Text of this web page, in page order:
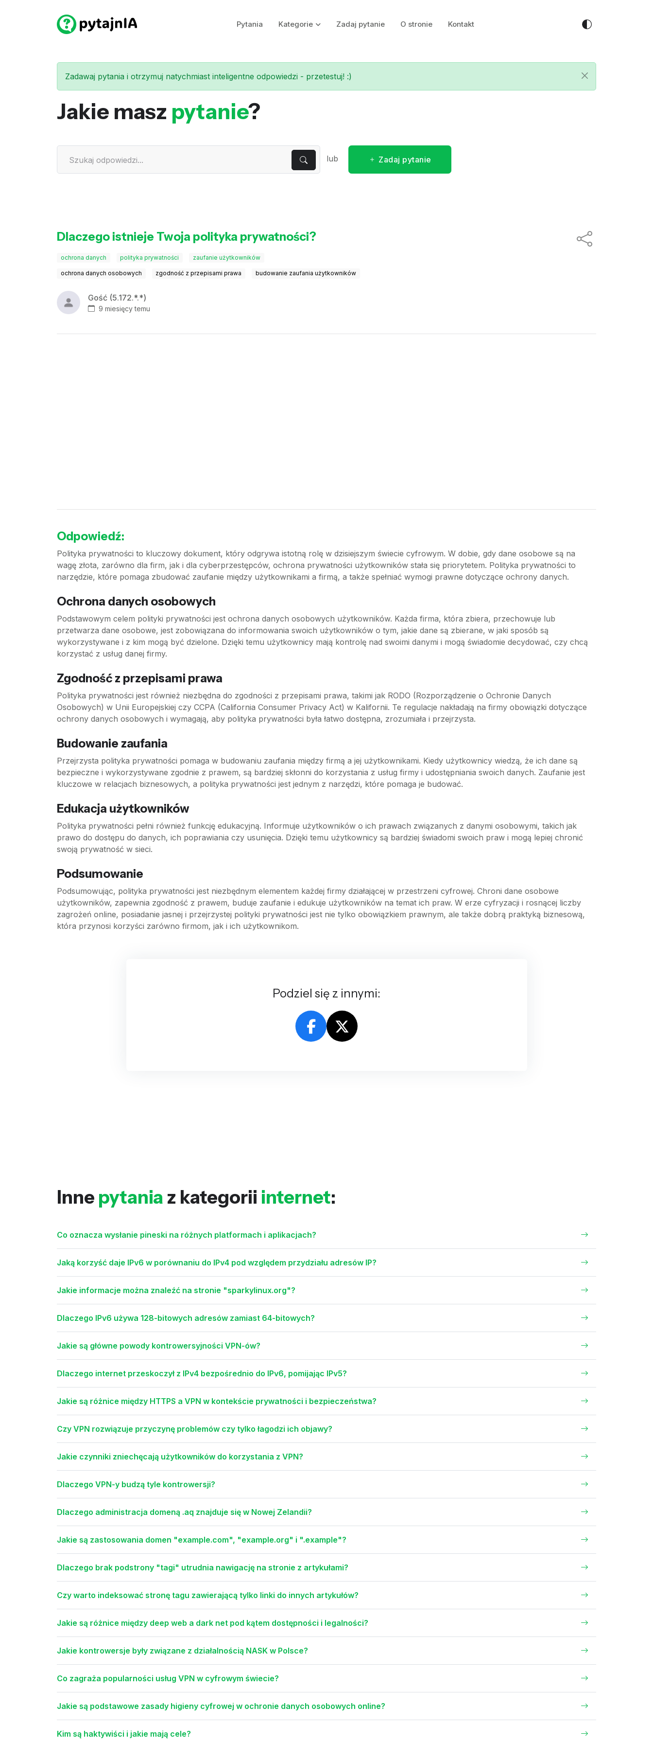
Pytania Kategorie Zadaj pytanie O stronie Kontakt
Zadawaj pytania i otrzymuj natychmiast inteligentne odpowiedzi - przetestuj! :)
Jakie masz pytanie?
lub Zadaj pytanie
Dlaczego istnieje Twoja polityka prywatności?
ochrona danych polityka prywatności zaufanie użytkowników
ochrona danych osobowych zgodność z przepisami prawa budowanie zaufania użytkowników
Gość (5.172.*.*)
9 miesięcy temu
Odpowiedź:
Polityka prywatności to kluczowy dokument, który odgrywa istotną rolę w dzisiejszym świecie cyfrowym. W dobie, gdy dane osobowe są na
wagę złota, zarówno dla firm, jak i dla cyberprzestępców, ochrona prywatności użytkowników stała się priorytetem. Polityka prywatności to
narzędzie, które pomaga zbudować zaufanie między użytkownikami a firmą, a także spełniać wymogi prawne dotyczące ochrony danych.
Ochrona danych osobowych
Podstawowym celem polityki prywatności jest ochrona danych osobowych użytkowników. Każda firma, która zbiera, przechowuje lub
przetwarza dane osobowe, jest zobowiązana do informowania swoich użytkowników o tym, jakie dane są zbierane, w jaki sposób są
wykorzystywane i z kim mogą być dzielone. Dzięki temu użytkownicy mają kontrolę nad swoimi danymi i mogą świadomie decydować, czy chcą
korzystać z usług danej firmy.
Zgodność z przepisami prawa
Polityka prywatności jest również niezbędna do zgodności z przepisami prawa, takimi jak RODO (Rozporządzenie o Ochronie Danych
Osobowych) w Unii Europejskiej czy CCPA (California Consumer Privacy Act) w Kalifornii. Te regulacje nakładają na firmy obowiązki dotyczące
ochrony danych osobowych i wymagają, aby polityka prywatności była łatwo dostępna, zrozumiała i przejrzysta.
Budowanie zaufania
Przejrzysta polityka prywatności pomaga w budowaniu zaufania między firmą a jej użytkownikami. Kiedy użytkownicy wiedzą, że ich dane są
bezpieczne i wykorzystywane zgodnie z prawem, są bardziej skłonni do korzystania z usług firmy i udostępniania swoich danych. Zaufanie jest
kluczowe w relacjach biznesowych, a polityka prywatności jest jednym z narzędzi, które pomaga je budować.
Edukacja użytkowników
Polityka prywatności pełni również funkcję edukacyjną. Informuje użytkowników o ich prawach związanych z danymi osobowymi, takich jak
prawo do dostępu do danych, ich poprawiania czy usunięcia. Dzięki temu użytkownicy są bardziej świadomi swoich praw i mogą lepiej chronić
swoją prywatność w sieci.
Podsumowanie
Podsumowując, polityka prywatności jest niezbędnym elementem każdej firmy działającej w przestrzeni cyfrowej. Chroni dane osobowe
użytkowników, zapewnia zgodność z prawem, buduje zaufanie i edukuje użytkowników na temat ich praw. W erze cyfryzacji i rosnącej liczby
zagrożeń online, posiadanie jasnej i przejrzystej polityki prywatności jest nie tylko obowiązkiem prawnym, ale także dobrą praktyką biznesową,
która przynosi korzyści zarówno firmom, jak i ich użytkownikom.
Podziel się z innymi:
Inne pytania z kategorii internet:
Co oznacza wysłanie pineski na różnych platformach i aplikacjach?
Jaką korzyść daje IPv6 w porównaniu do IPv4 pod względem przydziału adresów IP?
Jakie informacje można znaleźć na stronie "sparkylinux.org"?
Dlaczego IPv6 używa 128-bitowych adresów zamiast 64-bitowych?
Jakie są główne powody kontrowersyjności VPN-ów?
Dlaczego internet przeskoczył z IPv4 bezpośrednio do IPv6, pomijając IPv5?
Jakie są różnice między HTTPS a VPN w kontekście prywatności i bezpieczeństwa?
Czy VPN rozwiązuje przyczynę problemów czy tylko łagodzi ich objawy?
Jakie czynniki zniechęcają użytkowników do korzystania z VPN?
Dlaczego VPN-y budzą tyle kontrowersji?
Dlaczego administracja domeną .aq znajduje się w Nowej Zelandii?
Jakie są zastosowania domen "example.com", "example.org" i ".example"?
Dlaczego brak podstrony "tagi" utrudnia nawigację na stronie z artykułami?
Czy warto indeksować stronę tagu zawierającą tylko linki do innych artykułów?
Jakie są różnice między deep web a dark net pod kątem dostępności i legalności?
Jakie kontrowersje były związane z działalnością NASK w Polsce?
Co zagraża popularności usług VPN w cyfrowym świecie?
Jakie są podstawowe zasady higieny cyfrowej w ochronie danych osobowych online?
Kim są haktywiści i jakie mają cele?